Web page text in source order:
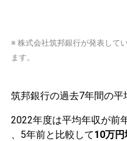
※ 株式会社筑邦銀行が発表して
ます。
筑邦銀行の過去7年間の平
2022年度は平均年収が前
、5年前と比較して10万円